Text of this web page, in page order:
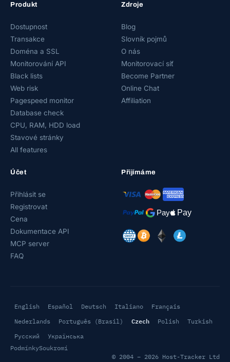
Produkt
Dostupnost
Transakce
Doména a SSL
Monitorování API
Black lists
Web risk
Pagespeed monitor
Database check
CPU, RAM, HDD load
Stavové stránky
All features
Zdroje
Blog
Slovník pojmů
O nás
Monitorovací síť
Become Partner
Online Chat
Affiliation
Účet
Přihlásit se
Registrovat
Cena
Dokumentace API
MCP server
FAQ
Přijímáme
English Español Deutsch Italiano
Français
Nederlands
Português (Brasil) Czech Polish
Turkish
Русский
Українська
PodmínkySoukromí
© 2004 – 2026 Host-Tracker Ltd